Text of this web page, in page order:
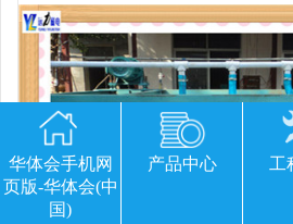
华体会手机网
页版-华体会(中
国)
产品中心 工